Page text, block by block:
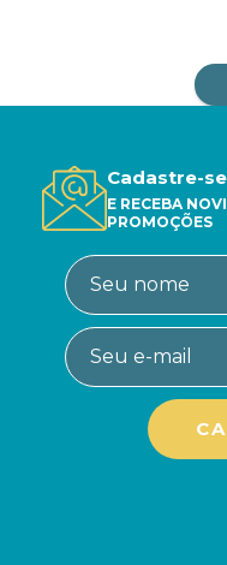
Cadastre-
E RECEBA
PROMOÇÕES